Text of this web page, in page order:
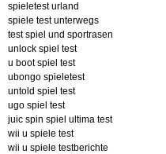
spieletest urland
spiele test unterwegs
test spiel und sportrasen
unlock spiel test
u boot spiel test
ubongo spieletest
untold spiel test
ugo spiel test
juic spin spiel ultima test
wii u spiele test
wii u spiele testberichte